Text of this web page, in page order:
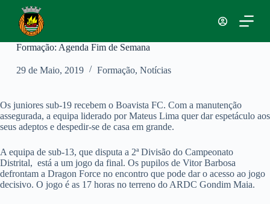
a
o
c
o
t
e
ú
d
Formação: Agenda Fim de Semana
29 de Maio, 2019 Formação, Notícias
Os juniores sub-19 recebem o Boavista FC. Com a manutenção
assegurada, a equipa liderado por Mateus Lima quer dar espetáculo aos
seus adeptos e despedir-se de casa em grande.
A equipa de sub-13, que disputa a 2ª Divisão do Campeonato
Distrital, está a um jogo da final. Os pupilos de Vitor Barbosa
defrontam a Dragon Force no encontro que pode dar o acesso ao jogo
decisivo. O jogo é as 17 horas no terreno do ARDC Gondim Maia.